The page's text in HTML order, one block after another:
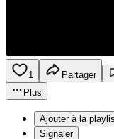
1 Partager
Plus
Ajouter à la
Signaler